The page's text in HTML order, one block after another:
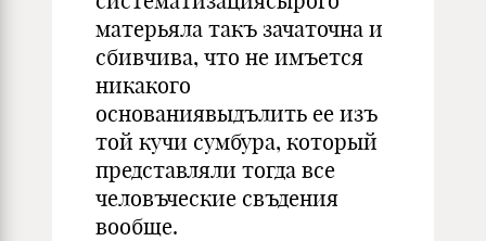
матерьяла такъ зачаточна и
сбив­чива, что не имъется
никакого
основаниявыдълить ее изъ
той кучи сумбура, который
представляли тогда всe
человъческие свъдения
вообще.